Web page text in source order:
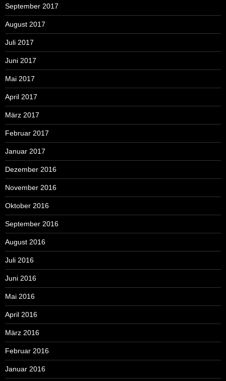
September 2017
August 2017
Juli 2017
Juni 2017
Mai 2017
April 2017
März 2017
Februar 2017
Januar 2017
Dezember 2016
November 2016
Oktober 2016
September 2016
August 2016
Juli 2016
Juni 2016
Mai 2016
April 2016
März 2016
Februar 2016
Januar 2016